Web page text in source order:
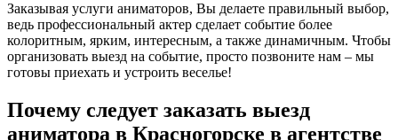
Заказывая услуги аниматоров, Вы делаете правильный выбор,
ведь профессиональный актер сделает событие более
колоритным, ярким, интересным, а также динамичным. Чтобы
организовать выезд на событие, просто позвоните нам – мы
готовы приехать и устроить веселье!
Почему следует заказать выезд
аниматора в Красногорске в агентстве